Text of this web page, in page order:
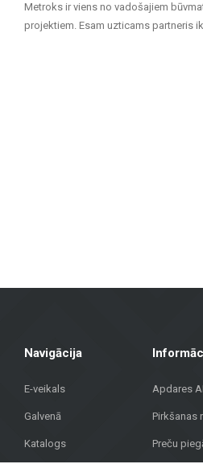
Metroks ir viens no vadošajiem
projektiem. Esam uzticams partneris
Navigācija
E-veikals
Galvenā
Katalogs
Apdares
Pirkšanas
Preču